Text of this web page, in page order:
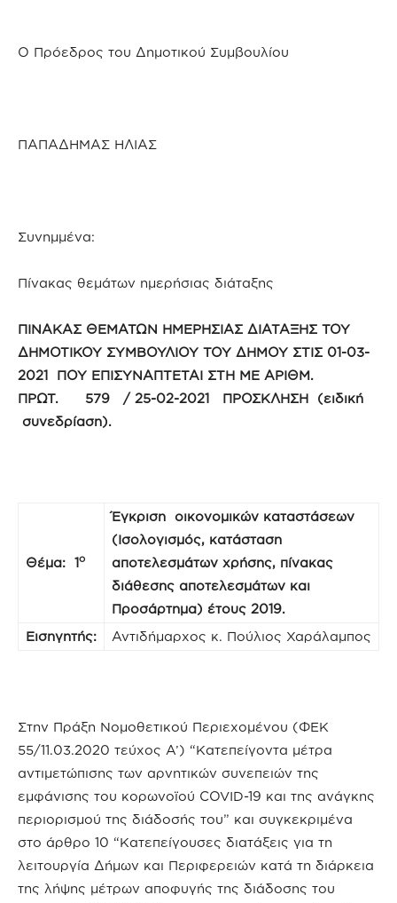
Ο Πρόεδρος του Δημοτικού Συμβουλίου
ΠΑΠΑΔΗΜΑΣ ΗΛΙΑΣ
Συνημμένα:
Πίνακας θεμάτων ημερήσιας διάταξης
ΠΙΝΑΚΑΣ ΘΕΜΑΤΩΝ ΗΜΕΡΗΣΙΑΣ ΔΙΑΤΑΞΗΣ ΤΟΥ
ΔΗΜΟΤΙΚΟΥ ΣΥΜΒΟΥΛΙΟΥ ΤΟΥ ΔΗΜΟΥ ΣΤΙΣ 01-03-
2021 ΠΟΥ ΕΠΙΣΥΝΑΠΤΕΤΑΙ ΣΤΗ ΜΕ ΑΡΙΘΜ.
ΠΡΩΤ. 579 / 25-02-2021 ΠΡΟΣΚΛΗΣΗ (ειδική
συνεδρίαση).
Θέμα: 1ο
Έγκριση οικονομικών καταστάσεων
(Ισολογισμός, κατάσταση
αποτελεσμάτων χρήσης, πίνακας
διάθεσης αποτελεσμάτων και
Προσάρτημα) έτους 2019.
Εισηγητής:
Αντιδήμαρχος κ. Πούλιος Χαράλαμπος
Στην Πράξη Νομοθετικού Περιεχομένου (ΦΕΚ
55/11.03.2020 τεύχος A’) “Κατεπείγοντα μέτρα
αντιμετώπισης των αρνητικών συνεπειών της
εμφάνισης του κορωνοϊού COVID-19 και της ανάγκης
περιορισμού της διάδοσής του” και συγκεκριμένα
στο άρθρο 10 “Κατεπείγουσες διατάξεις για τη
λειτουργία Δήμων και Περιφερειών κατά τη διάρκεια
της λήψης μέτρων αποφυγής της διάδοσης του